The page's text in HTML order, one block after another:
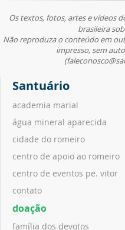
Os textos, fotos, artes e vídeos
brasileira
Não reproduza o conteúdo em
impresso, sem
Santuário
academia marial
água mineral aparecida
cidade do romeiro
centro de apoio ao romeiro
centro de eventos pe. vitor
contato
doação
família dos devotos